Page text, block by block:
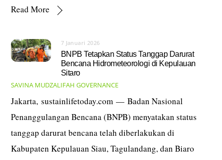
Read More
7 Januari 2026
BNPB Tetapkan Status Tanggap Darurat
Bencana Hidrometeorologi di Kepulauan
Sitaro
SAVINA MUDZALIFAH GOVERNANCE
Jakarta, sustainlifetoday.com — Badan Nasional
Penanggulangan Bencana (BNPB) menyatakan status
tanggap darurat bencana telah diberlakukan di
Kabupaten Kepulauan Siau, Tagulandang, dan Biaro